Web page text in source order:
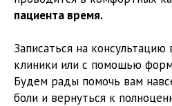
пациента время.
Записаться на
клиники или с помощью
Будем рады помочь вам
боли и вернуться к